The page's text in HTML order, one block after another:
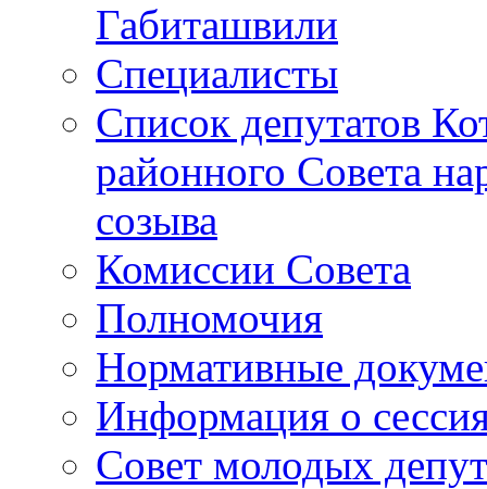
Габиташвили
Специалисты
Список депутатов
районного Совета
созыва
Комиссии Совета
Полномочия
Нормативные
Информация о
Совет молодых